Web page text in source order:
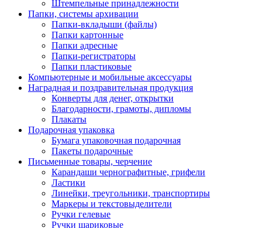
Штемпельные принадлежности
Папки, системы архивации
Папки-вкладыши (файлы)
Папки картонные
Папки адресные
Папки-регистраторы
Папки пластиковые
Компьютерные и мобильные аксессуары
Наградная и поздравительная продукция
Конверты для денег, открытки
Благодарности, грамоты, дипломы
Плакаты
Подарочная упаковка
Бумага упаковочная подарочная
Пакеты подарочные
Письменные товары, черчение
Карандаши чернографитные, грифели
Ластики
Линейки, треугольники, транспортиры
Маркеры и текстовыделители
Ручки гелевые
Ручки шариковые